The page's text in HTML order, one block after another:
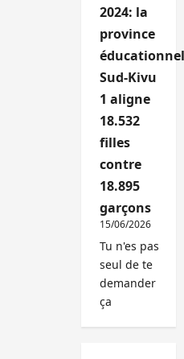
2024: la
province
Sud-Kivu
1 aligne
18.532
filles
contre
18.895
garçons
15/06/2026
Tu n'es pas
seul de te
demander
ça